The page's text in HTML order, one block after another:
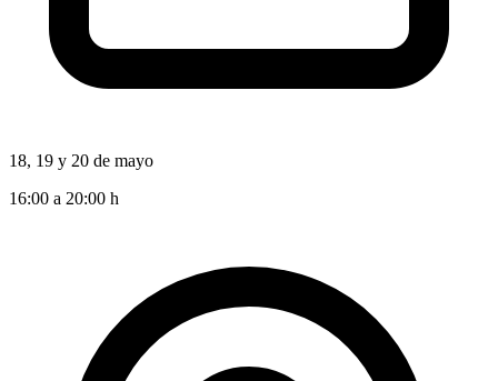
18, 19 y 20 de mayo
16:00 a 20:00 h